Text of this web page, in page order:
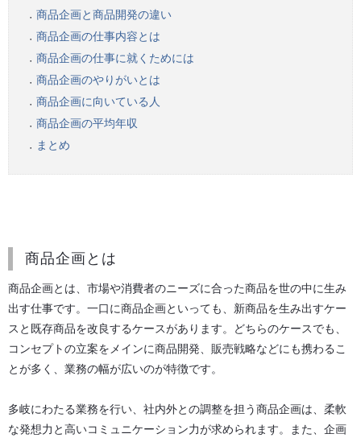
● 商品企画と商品開発の違い
● 商品企画の仕事内容とは
● 商品企画の仕事に就くためには
● 商品企画のやりがいとは
● 商品企画に向いている人
● 商品企画の平均年収
● まとめ
商品企画とは
商品企画とは、市場や消費者のニーズに合った商品を世の中に生み
出す仕事です。一口に商品企画といっても、新商品を生み出すケー
スと既存商品を改良するケースがあります。どちらのケースでも、
コンセプトの立案をメインに商品開発、販売戦略などにも携わるこ
とが多く、業務の幅が広いのが特徴です。
多岐にわたる業務を行い、社内外との調整を担う商品企画は、柔軟
な発想力と高いコミュニケーション力が求められます。また、企画